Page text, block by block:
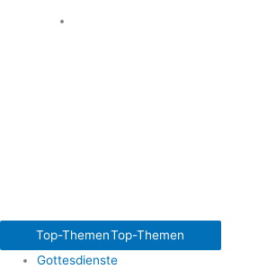
Top-ThemenTop-Themen
Gottesdienste